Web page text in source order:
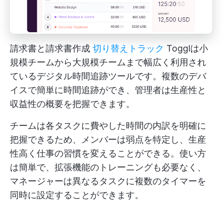
請求書と請求書作成 切り替えトラック Togglは小
規模チームから大規模チームまで幅広く利用され
ているデジタル時間追跡ツールです。複数のデバ
イスで簡単に時間追跡ができ、管理者は生産性と
収益性の概要を把握できます。
チームは各タスクに費やした時間の内訳を明確に
把握できるため、メンバーは弱点を特定し、生産
性高く仕事の習慣を変えることができる。使い方
は簡単で、拡張機能のトレーニングも必要なく、
マネージャーは異なるタスクに複数のタイマーを
同時に設定することができます。